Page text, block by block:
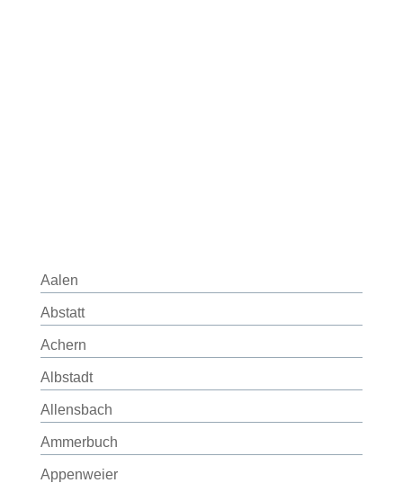
Aalen
Abstatt
Achern
Albstadt
Allensbach
Ammerbuch
Appenweier